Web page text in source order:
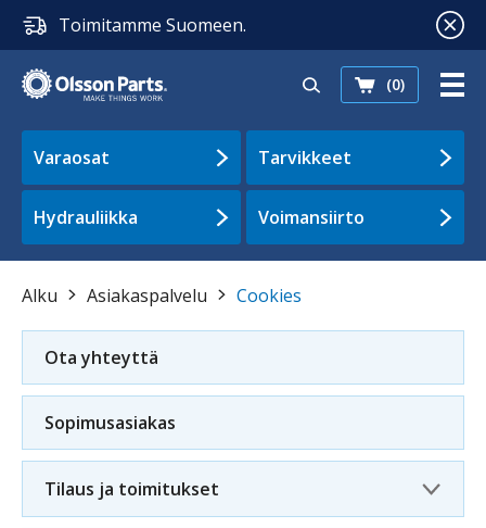
Toimitamme Suomeen.
(0)
Varaosat Tarvikkeet
Hydrauliikka Voimansiirto
Alku Asiakaspalvelu Cookies
Ota yhteyttä
Sopimusasiakas
Tilaus ja toimitukset